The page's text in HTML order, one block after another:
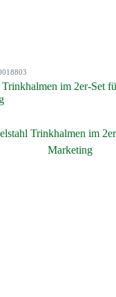
Trinkhalmen im 2er-Set